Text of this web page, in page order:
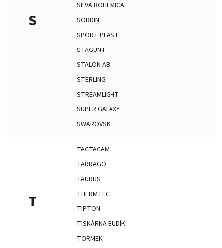
S
SILVA BOHEMICA
SORDIN
SPORT PLAST
STAGUNT
STALON AB
STERLING
STREAMLIGHT
SUPER GALAXY
SWAROVSKI
T
TACTACAM
TARRAGO
TAURUS
THERMTEC
TIPTON
TISKÁRNA BUDÍK
TORMEK